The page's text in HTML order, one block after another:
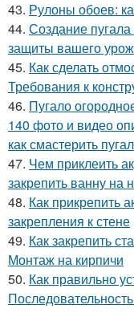
43. Рулоны обоев:
44. Создание
защиты вашего
45. Как сделать
Требования к
46. Пугало
140 фото и видео
как смастерить
47. Чем приклеить
закрепить ванну на
48. Как прикрепить
закрепления к стене
49. Как закрепить
Монтаж на кирпичи
50. Как правильно